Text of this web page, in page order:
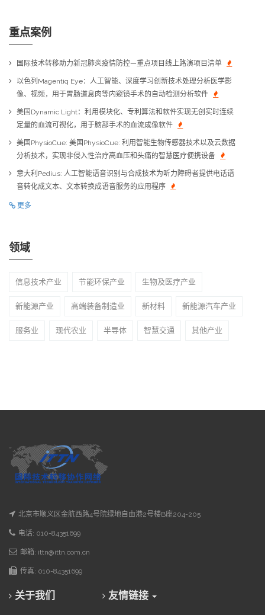
重点案例
国际技术转移助力新冠肺炎疫情防控—重点项目线上路演项目清单
以色列Magentiq Eye：人工智能、深度学习创新技术处理分析医学影
像、视频，用于胃肠道息肉等内窥镜手术的自动检测分析软件
美国Dynamic Light：利用模块化、专利算法和软件实现无创实时连续
定量的血流可视化，用于脑部手术的血流成像软件
美国PhysioCue: 美国PhysioCue: 利用智能生物传感器技术以及云数据
分析技术，实现非侵入性治疗高血压和头痛的智慧医疗便携设备
意大利Pedius: 人工智能语音识别与合成技术为听力障碍者提供电话语
音转化成文本、文本转换成语音服务的应用程序
更多
领域
信息技术产业 节能环保产业 生物及医疗产业
新能源产业 高端装备制造业 新材料 新能源汽车产业
服务业 现代农业 半导体 智慧交通 其他产业
北京市顺义区金航西路4号院绿地自由港2号楼B座204-205
电话: 010-84351699
邮箱: ittn@ittn.com.cn
传真: 010-84351699
关于我们 友情链接